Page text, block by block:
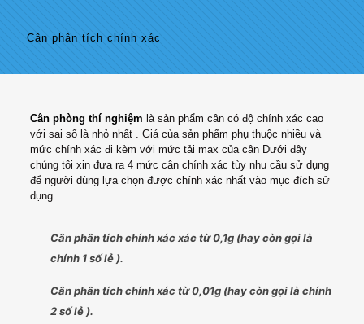
Cân phân tích chính xác
Cân phòng thí nghiệm là sản phẩm cân có độ chính xác cao
với sai số là nhỏ nhất . Giá của sản phẩm phụ thuộc nhiều và
mức chính xác đi kèm với mức tải max của cân Dưới đây
chúng tôi xin đưa ra 4 mức cân chính xác tùy nhu cầu sử dụng
để người dùng lựa chọn được chính xác nhất vào mục đích sử
dụng.
Cân phân tích chính xácxác từ 0,1g (hay còn gọi là
chính 1 số lẻ ).
Cân phân tích chính xác từ 0,01g (hay còn gọi là chính
2 số lẻ ).